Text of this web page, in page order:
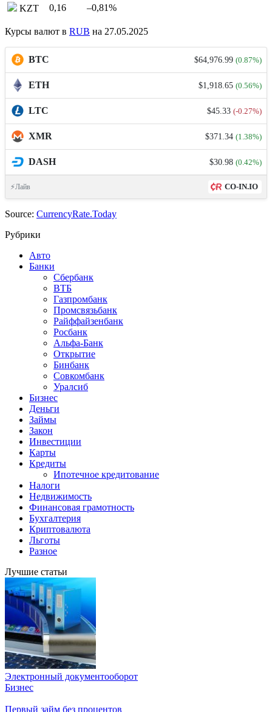
KZT
0,16 –0,81%
Курсы валют в RUB на 27.05.2025
BTC $64,976.99 (0.87%)
ETH $1,918.65 (0.56%)
LTC $45.33 (-0.27%)
XMR $371.34 (1.38%)
DASH $30.98 (0.42%)
⚡Лайв CO-IN.IO
Source: CurrencyRate.Today
Рубрики
Авто
Банки
Сбербанк
ВТБ
Газпромбанк
Промсвязьбанк
Райффайзенбанк
Росбанк
Альфа-Банк
Открытие
Бинбанк
Совкомбанк
Уралсиб
Бизнес
Деньги
Займы
Закон
Инвестиции
Карты
Кредиты
Ипотечное кредитование
Налоги
Недвижимость
Финансовая грамотность
Бухгалтерия
Криптовалюта
Льготы
Разное
Лучшие статьи
Электронный документооборот
Бизнес
Первый займ без процентов